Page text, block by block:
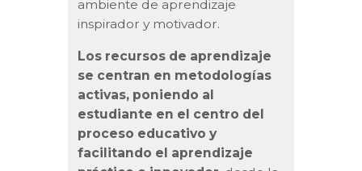
ambiente de aprendizaje
inspirador y motivador.
Los recursos de aprendizaje
se centran en metodologías
activas, poniendo al
estudiante en el centro del
proceso educativo y
facilitando el aprendizaje